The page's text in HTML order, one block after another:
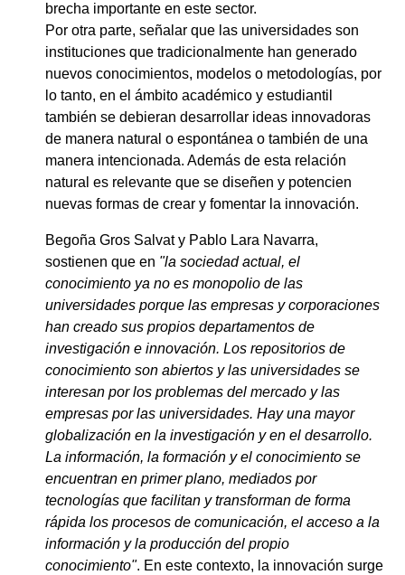
brecha importante en este sector.
Por otra parte, señalar que las universidades son
instituciones que tradicionalmente han generado
nuevos conocimientos, modelos o metodologías, por
lo tanto, en el ámbito académico y estudiantil
también se debieran desarrollar ideas innovadoras
de manera natural o espontánea o también de una
manera intencionada. Además de esta relación
natural es relevante que se diseñen y potencien
nuevas formas de crear y fomentar la innovación.
Begoña Gros Salvat y Pablo Lara Navarra,
sostienen que en "la sociedad actual, el
conocimiento ya no es monopolio de las
universidades porque las empresas y corporaciones
han creado sus propios departamentos de
investigación e innovación. Los repositorios de
conocimiento son abiertos y las universidades se
interesan por los problemas del mercado y las
empresas por las universidades. Hay una mayor
globalización en la investigación y en el desarrollo.
La información, la formación y el conocimiento se
encuentran en primer plano, mediados por
tecnologías que facilitan y transforman de forma
rápida los procesos de comunicación, el acceso a la
información y la producción del propio
conocimiento". En este contexto, la innovación surge